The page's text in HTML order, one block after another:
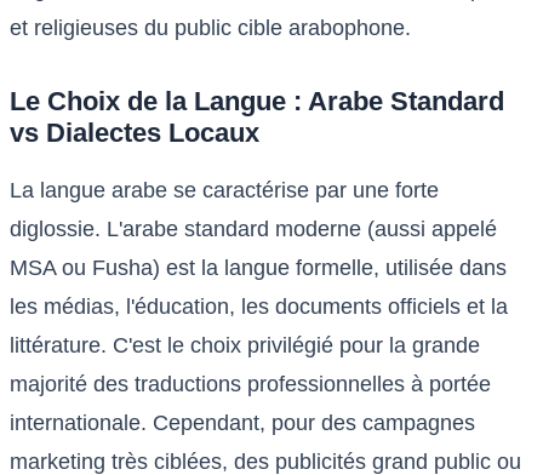
et religieuses du public cible arabophone.
Le Choix de la Langue : Arabe Standard
vs Dialectes Locaux
La langue arabe se caractérise par une forte
diglossie. L'arabe standard moderne (aussi appelé
MSA ou Fusha) est la langue formelle, utilisée dans
les médias, l'éducation, les documents officiels et la
littérature. C'est le choix privilégié pour la grande
majorité des traductions professionnelles à portée
internationale. Cependant, pour des campagnes
marketing très ciblées, des publicités grand public ou